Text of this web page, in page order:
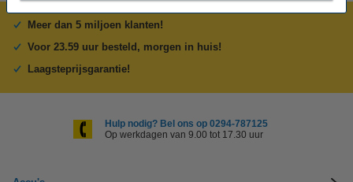
Meer dan 5 miljoen klanten!
Voor 23.59 uur besteld, morgen in huis!
Laagsteprijsgarantie!
Hulp nodig? Bel ons op 0294-787125
Op werkdagen van 9.00 tot 17.30 uur